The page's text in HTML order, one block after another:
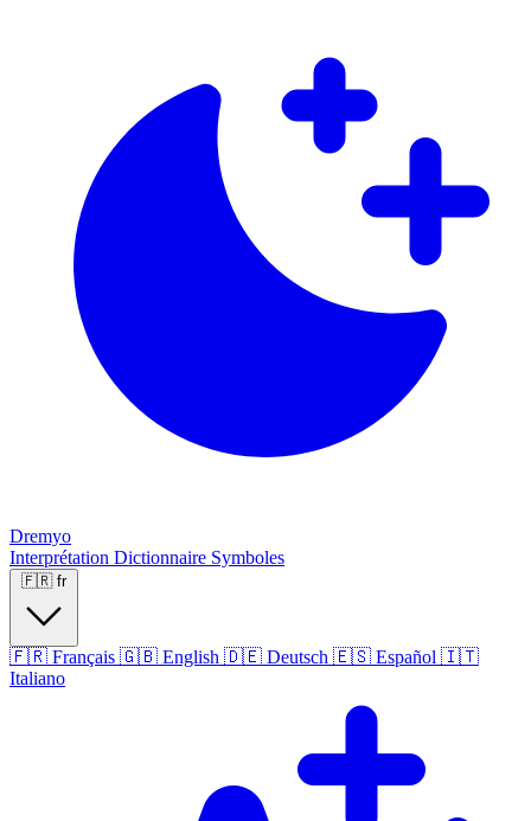
Dremyo
Interprétation Dictionnaire Symboles
🇫🇷 fr
🇫🇷 Français 🇬🇧 English 🇩🇪 Deutsch 🇪🇸 Español 🇮🇹
Italiano